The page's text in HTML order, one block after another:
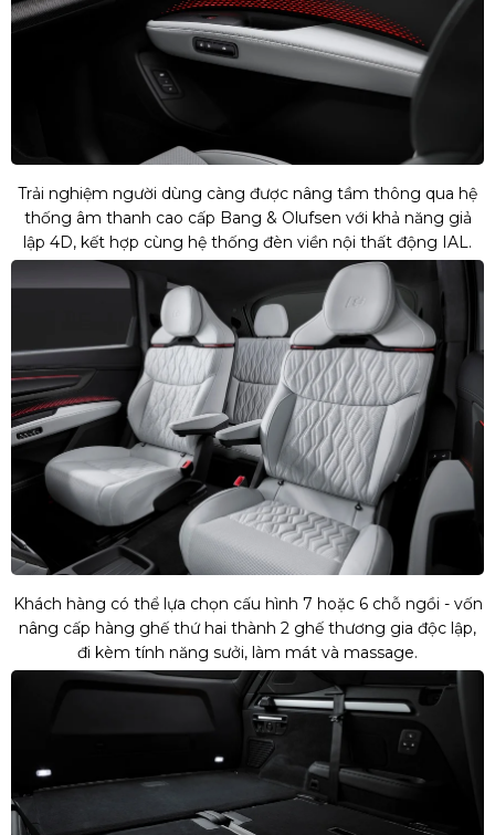
Trải nghiệm người dùng càng được nâng tầm thông qua hệ
thống âm thanh cao cấp Bang & Olufsen với khả năng giả
lập 4D, kết hợp cùng hệ thống đèn viền nội thất động IAL.
Khách hàng có thể lựa chọn cấu hình 7 hoặc 6 chỗ ngồi - vốn
nâng cấp hàng ghế thứ hai thành 2 ghế thương gia độc lập,
đi kèm tính năng sưởi, làm mát và massage.